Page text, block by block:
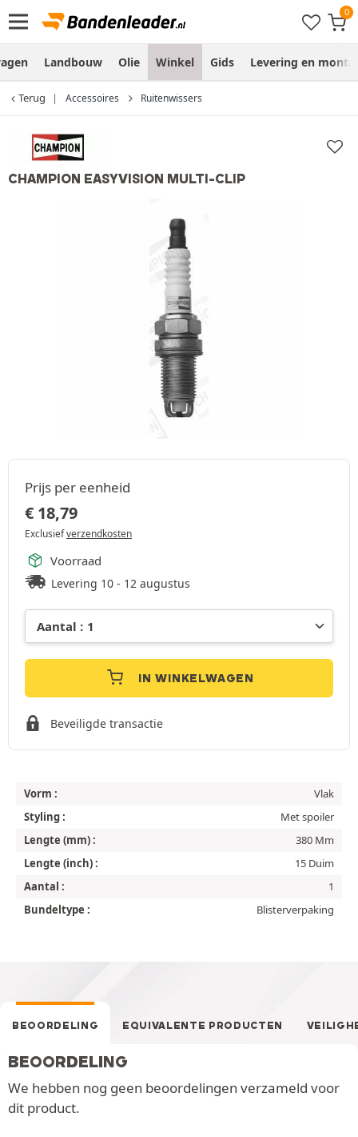
Landbouw Olie Winkel Gids Levering en
Terug Accessoires Ruitenwissers
CHAMPION EASYVISION MULTI-CLIP
Prijs per eenheid
€ 18,79
Exclusiefverzendkosten
Voorraad
Levering 10 - 12 augustus
IN WINKELWAGEN
Beveiligde transactie
Vorm :
Vlak
Styling :
Met spoiler
Lengte (mm) :
380 Mm
Lengte (inch) :
15 Duim
Aantal :
1
Bundeltype :
Blisterverpaking
BEOORDELING EQUIVALENTE PRODUCTEN
BEOORDELING
We hebben nog geen beoordelingen verzameld voor
dit product.